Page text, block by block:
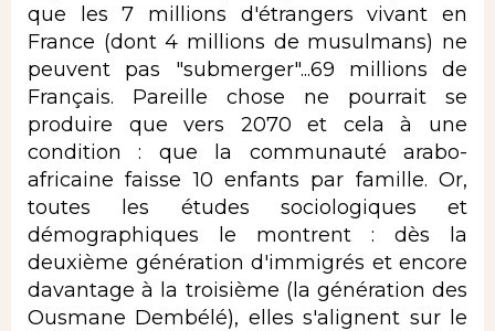
que les 7 millions d'étrangers vivant en
France (dont 4 millions de musulmans) ne
peuvent pas "submerger"...69 millions de
Français. Pareille chose ne pourrait se
produire que vers 2070 et cela à une
condition : que la communauté arabo-
africaine faisse 10 enfants par famille. Or,
toutes les études sociologiques et
démographiques le montrent : dès la
deuxième génération d'immigrés et encore
davantage à la troisième (la génération des
Ousmane Dembélé), elles s'alignent sur le